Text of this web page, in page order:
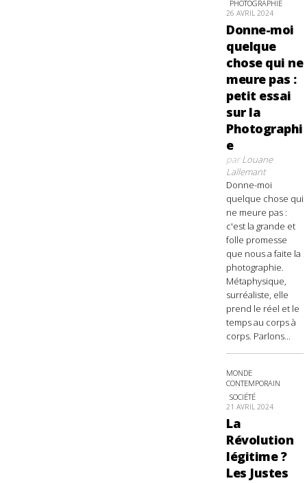
PHOTOGRAPHIE
26 AVRIL 2024
Donne-moi
quelque
chose qui ne
meure pas :
petit essai
sur la
Photographi
e
parLouane
Lallemant
Donne-moi
quelque chose qui
ne meure pas :
c'est la grande et
folle promesse
que nous a faite la
photographie.
Métaphysique,
surréaliste, elle
prend le réel et le
temps au corps à
corps. Parlons...
MONDE
CONTEMPORAIN
SOCIÉTÉ
21 AVRIL 2024
La
Révolution
légitime ?
Les Justes